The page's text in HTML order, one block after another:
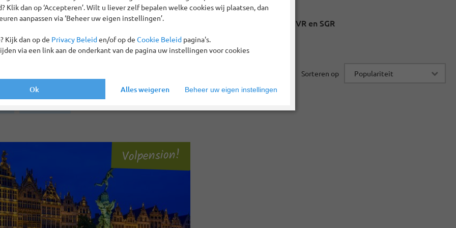
Geld-terug-garantie Repatriëringsgarantie Zekerheid via ANVR en SGR
1 reizen gevonden Sorteren op
Volpension!
Klik dan op ‘Accepteren’. Wilt u liever zelf bepalen welke cookies wij plaatsen, dan
aanpassen via ‘Beheer uw eigen instellingen’.
Kijk dan op de Privacy Beleiden/of op de Cookie Beleid pagina's.
via een link aan de onderkant van de pagina uw instellingen voor cookies
Beheer uw eigen instellingen
Alles weigeren
Ok